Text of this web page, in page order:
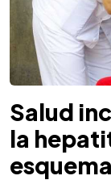
Salud
la